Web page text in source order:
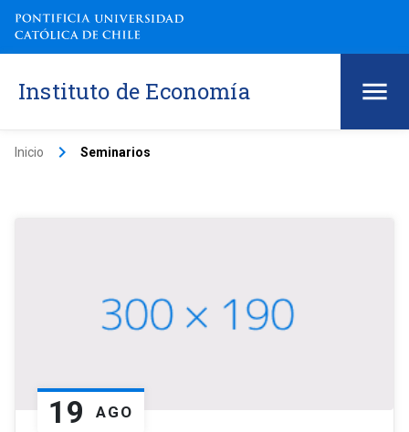
Instituto de Economía
Inicio keyboard_arrow_right Seminarios
19 AGO